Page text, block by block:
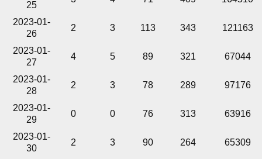
25
2023-01-
26
2 3 113 343 121163
2023-01-
27
4 5 89 321 67044
2023-01-
28
2 3 78 289 97176
2023-01-
29
0 0 76 313 63916
2023-01-
30
2 3 90 264 65309